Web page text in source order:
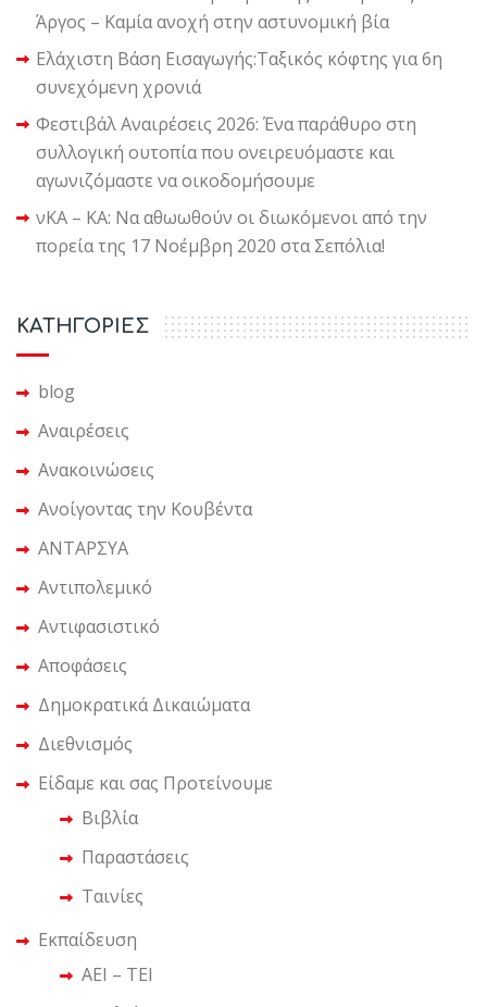
Άργος – Καμία ανοχή στην αστυνομική βία
Ελάχιστη Βάση Εισαγωγής:Ταξικός κόφτης για 6η
συνεχόμενη χρονιά
Φεστιβάλ Αναιρέσεις 2026: Ένα παράθυρο στη
συλλογική ουτοπία που ονειρευόμαστε και
αγωνιζόμαστε να οικοδομήσουμε
νΚΑ – ΚΑ: Να αθωωθούν οι διωκόμενοι από την
πορεία της 17 Νοέμβρη 2020 στα Σεπόλια!
KΑΤΗΓΟΡΙΕΣ
blog
Αναιρέσεις
Ανακοινώσεις
Ανοίγοντας την Κουβέντα
ΑΝΤΑΡΣΥΑ
Αντιπολεμικό
Αντιφασιστικό
Αποφάσεις
Δημοκρατικά Δικαιώματα
Διεθνισμός
Είδαμε και σας Προτείνουμε
Βιβλία
Παραστάσεις
Ταινίες
Εκπαίδευση
ΑΕΙ – ΤΕΙ